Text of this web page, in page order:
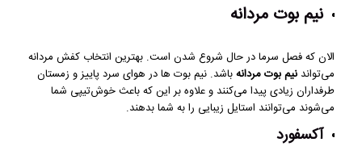
نیم بوت مردانه
الان که فصل سرما در حال شروع شدن است. بهترین انتخاب کفش مردانه
می‌تواند نیم بوت مردانهباشد. نیم بوت ها در هوای سرد پاییز و زمستان
طرفداران زیادی پیدا می‌کنند و علاوه بر این که باعث خوش‌تیپی شما
می‌شوند می‌توانند استایل زیبایی را به شما بدهند.
آکسفورد